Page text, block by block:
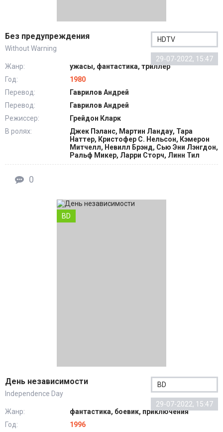
Без предупреждения
Without Warning
HDTV
29-07-2022, 15:47
Жанр:
ужасы, фантастика, триллер
Год:
1980
Перевод:
Гаврилов Андрей
Перевод:
Гаврилов Андрей
Режиссер:
Грейдон Кларк
В ролях:
Джек Пэланс, Мартин Ландау, Тара
Наттер, Кристофер С. Нельсон, Кэмерон
Митчелл, Невилл Брэнд, Сью Эни Лэнгдон,
Ральф Микер, Ларри Сторч, Линн Тил
0
BD
День независимости
Independence Day
BD
29-07-2022, 15:47
Жанр:
фантастика, боевик, приключения
Год:
1996